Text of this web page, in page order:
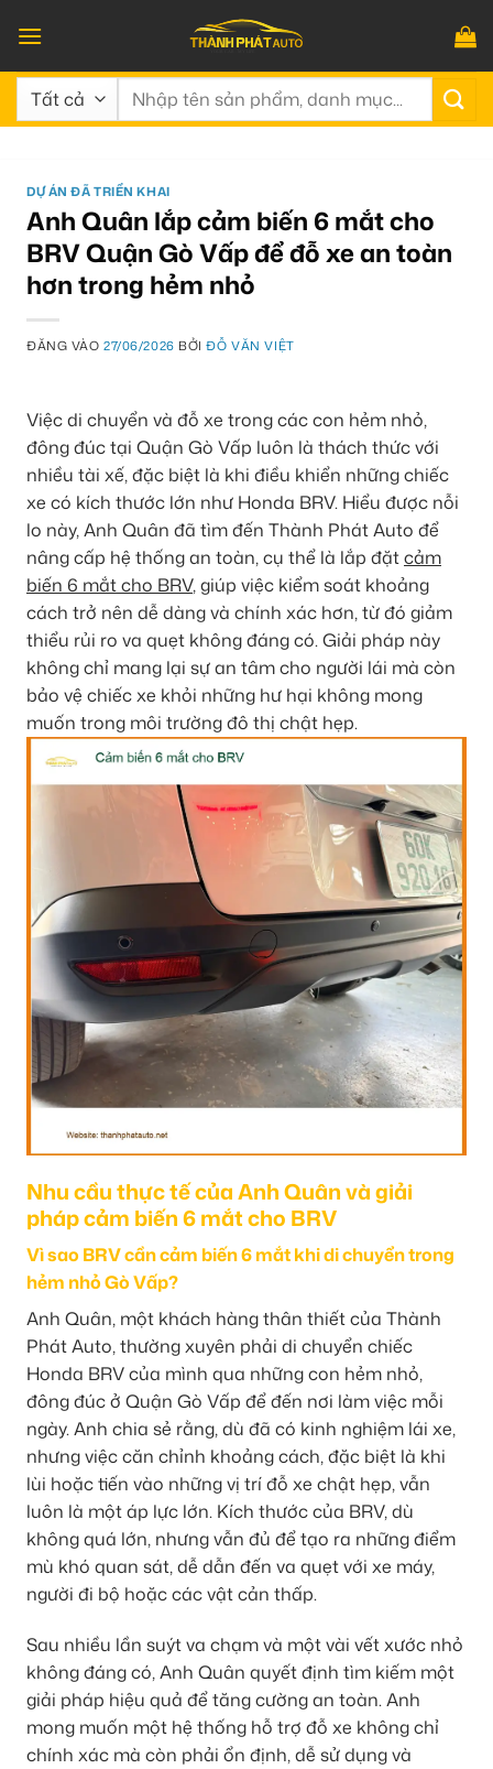
qua
nội
dung
Tìm
DỰ ÁN ĐÃ TRIỂN KHAI
Anh Quân lắp cảm biến 6 mắt cho
BRV Quận Gò Vấp để đỗ xe an toàn
hơn trong hẻm nhỏ
ĐĂNG VÀO27/06/2026 BỞIĐỖ VĂN VIỆT
Việc di chuyển và đỗ xe trong các con hẻm nhỏ,
đông đúc tại Quận Gò Vấp luôn là thách thức với
nhiều tài xế, đặc biệt là khi điều khiển những chiếc
xe có kích thước lớn như Honda BRV. Hiểu được nỗi
lo này, Anh Quân đã tìm đến Thành Phát Auto để
nâng cấp hệ thống an toàn, cụ thể là lắp đặtcảm
biến 6 mắt cho BRV, giúp việc kiểm soát khoảng
cách trở nên dễ dàng và chính xác hơn, từ đó giảm
thiểu rủi ro va quẹt không đáng có. Giải pháp này
không chỉ mang lại sự an tâm cho người lái mà còn
bảo vệ chiếc xe khỏi những hư hại không mong
muốn trong môi trường đô thị chật hẹp.
Nhu cầu thực tế của Anh Quân và giải
pháp cảm biến 6 mắt cho BRV
Vì sao BRV cần cảm biến 6 mắt khi di chuyển trong
hẻm nhỏ Gò Vấp?
Anh Quân, một khách hàng thân thiết của Thành
Phát Auto, thường xuyên phải di chuyển chiếc
Honda BRV của mình qua những con hẻm nhỏ,
đông đúc ở Quận Gò Vấp để đến nơi làm việc mỗi
ngày. Anh chia sẻ rằng, dù đã có kinh nghiệm lái xe,
nhưng việc căn chỉnh khoảng cách, đặc biệt là khi
lùi hoặc tiến vào những vị trí đỗ xe chật hẹp, vẫn
luôn là một áp lực lớn. Kích thước của BRV, dù
không quá lớn, nhưng vẫn đủ để tạo ra những điểm
mù khó quan sát, dễ dẫn đến va quẹt với xe máy,
người đi bộ hoặc các vật cản thấp.
Sau nhiều lần suýt va chạm và một vài vết xước nhỏ
không đáng có, Anh Quân quyết định tìm kiếm một
giải pháp hiệu quả để tăng cường an toàn. Anh
mong muốn một hệ thống hỗ trợ đỗ xe không chỉ
chính xác mà còn phải ổn định, dễ sử dụng và